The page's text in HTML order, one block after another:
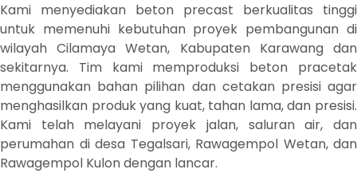
Kami menyediakan beton precast berkualitas tinggi
untuk memenuhi kebutuhan proyek pembangunan di
wilayah Cilamaya Wetan, Kabupaten Karawang dan
sekitarnya. Tim kami memproduksi beton pracetak
menggunakan bahan pilihan dan cetakan presisi agar
menghasilkan produk yang kuat, tahan lama, dan presisi.
Kami telah melayani proyek jalan, saluran air, dan
perumahan di desa Tegalsari, Rawagempol Wetan, dan
Rawagempol Kulon dengan lancar.